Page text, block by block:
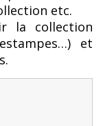
etc.
la collection
et